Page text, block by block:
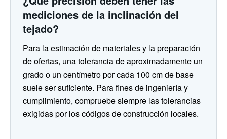
mediciones de la inclinación del
tejado?
Para la estimación de materiales y la preparación
de ofertas, una tolerancia de aproximadamente un
grado o un centímetro por cada 100 cm de base
suele ser suficiente. Para fines de ingeniería y
cumplimiento, compruebe siempre las tolerancias
exigidas por los códigos de construcción locales.